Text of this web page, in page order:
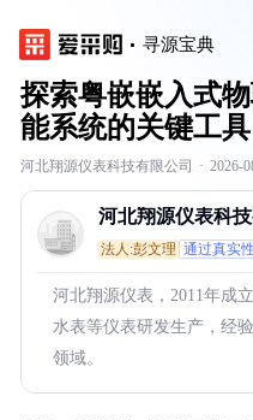
寻源宝典
探索粤嵌嵌入式
能系统的关键工具
河北翔源仪表科技有限公司 · 2026-
河北翔源仪表科
法人:彭文理 通过真实
河北翔源仪表，2011年成
水表等仪表研发生产，经
领域。